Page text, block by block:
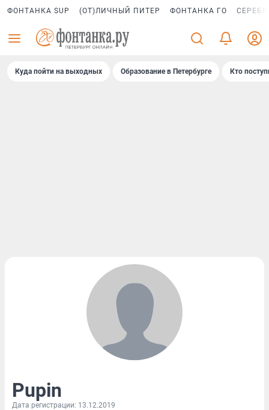
ФОНТАНКА SUP (ОТ)ЛИЧНЫЙ ПИТЕР ФОНТАНКА ГО
Куда пойти на выходных Образование в Петербурге Кто
Pupin
Дата регистрации: 13.12.2019